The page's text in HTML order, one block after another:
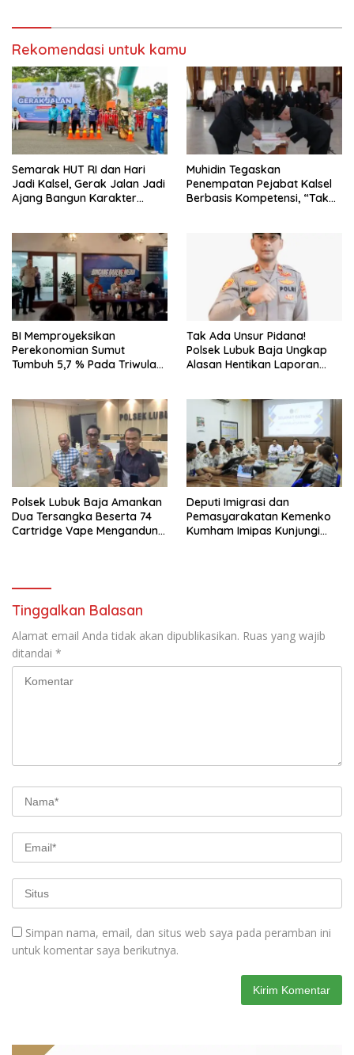
Rekomendasi untuk kamu
Semarak HUT RI dan Hari
Jadi Kalsel, Gerak Jalan Jadi
Ajang Bangun Karakter
Muhidin Tegaskan
Penempatan Pejabat Kalsel
Berbasis Kompetensi, “Tak
BI Memproyeksikan
Perekonomian Sumut
Tumbuh 5,7 % Pada Triwulan
Tak Ada Unsur Pidana!
Polsek Lubuk Baja Ungkap
Alasan Hentikan Laporan
Polsek Lubuk Baja Amankan
Dua Tersangka Beserta 74
Cartridge Vape Mengandung
Deputi Imigrasi dan
Pemasyarakatan Kemenko
Kumham Imipas Kunjungi
Tinggalkan Balasan
Alamat email Anda tidak akan dipublikasikan. Ruas yang wajib
ditandai *
Simpan nama, email, dan situs web saya pada peramban ini
untuk komentar saya berikutnya.